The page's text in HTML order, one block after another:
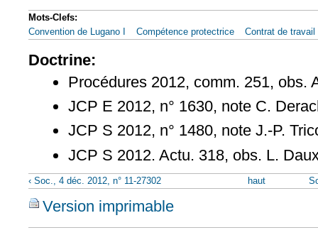
Mots-Clefs:
Convention de Lugano I
Compétence protectrice Contrat de travail
Doctrine:
Procédures 2012, comm. 251, obs.
JCP E 2012, n° 1630, note C.
JCP S 2012, n° 1480, note J.-P.
JCP S 2012. Actu. 318, obs. L.
‹ Soc., 4 déc. 2012, n° 11-27302 haut
Version imprimable